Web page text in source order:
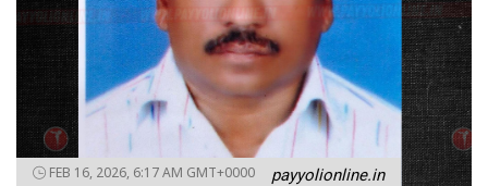
FEB 16, 2026, 6:17 AM GMT+0000 payyolionline.in